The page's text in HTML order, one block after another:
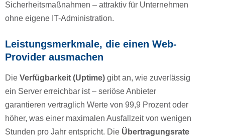
Sicherheitsmaßnahmen – attraktiv für Unternehmen
ohne eigene IT-Administration.
Leistungsmerkmale, die einen Web-
Provider ausmachen
Die Verfügbarkeit (Uptime) gibt an, wie zuverlässig
ein Server erreichbar ist – seriöse Anbieter
garantieren vertraglich Werte von 99,9 Prozent oder
höher, was einer maximalen Ausfallzeit von wenigen
Stunden pro Jahr entspricht. Die Übertragungsrate